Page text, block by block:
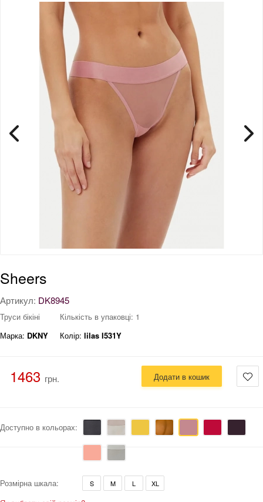
Sheers
Артикул: DK8945
Труси бікіні
Кількість в упаковці: 1
Марка: DKNY Колір: lilas I531Y
1463 грн. Додати в кошик
Доступно в кольорах:
Розмірна шкала: S M L XL